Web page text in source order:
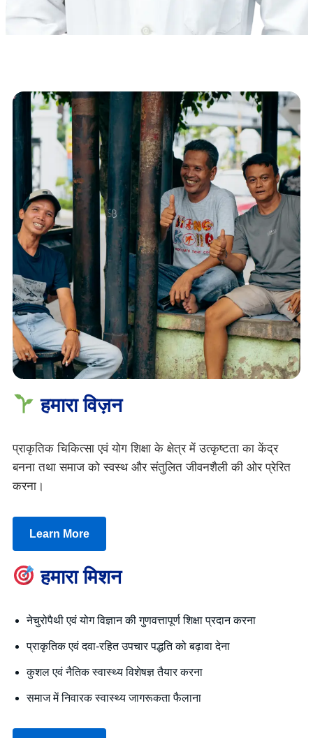
हमारा विज़न
प्राकृतिक चिकित्सा एवं योग शिक्षा के क्षेत्र में उत्कृष्टता का केंद्र
बनना तथा समाज को स्वस्थ और संतुलित जीवनशैली की ओर प्रेरित
करना।
Learn More
हमारा मिशन
नेचुरोपैथी एवं योग विज्ञान की गुणवत्तापूर्ण शिक्षा प्रदान करना
प्राकृतिक एवं दवा-रहित उपचार पद्धति को बढ़ावा देना
कुशल एवं नैतिक स्वास्थ्य विशेषज्ञ तैयार करना
समाज में निवारक स्वास्थ्य जागरूकता फैलाना